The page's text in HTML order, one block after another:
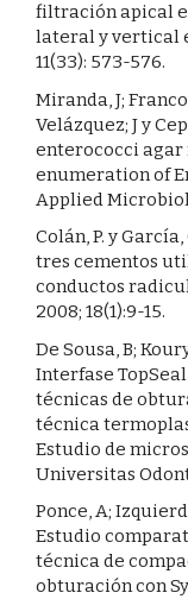
filtración apical
lateral y vertical
11(33): 573-576.
Miranda, J;
Velázquez; J y
enterococci agar
enumeration of
Applied
Colán, P. y
tres cementos
conductos
2008; 18(1):9-15.
De Sousa, B;
Interfase
técnicas de
técnica
Estudio de
Universitas
Ponce, A;
Estudio
técnica de
obturación con